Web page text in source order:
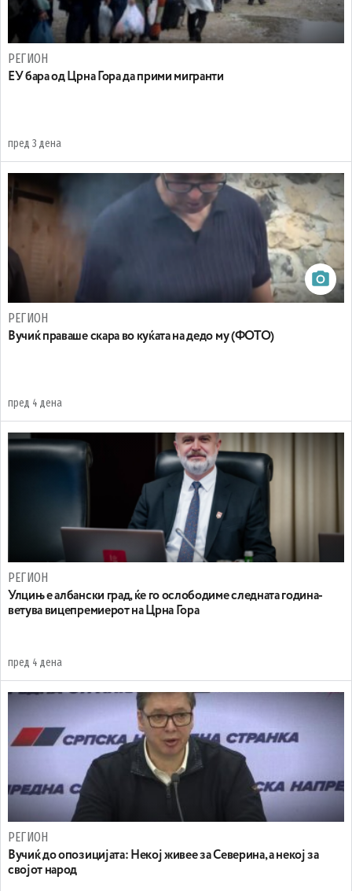
РЕГИОН
EУ бара од Црна Гора да прими мигранти
пред 3 дена
РЕГИОН
Вучиќ праваше скара во куќата на дедо му (ФОТО)
пред 4 дена
РЕГИОН
Улцињ е албански град, ќе го ослободиме следната година-
ветува вицепремиерот на Црна Гора
пред 4 дена
РЕГИОН
Вучиќ до опозицијата: Некој живее за Северина, а некој за
својот народ